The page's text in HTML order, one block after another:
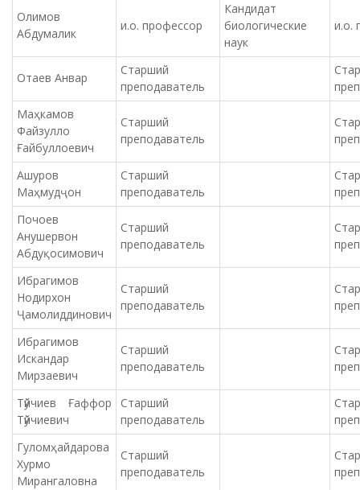
Олимов
Абдумалик
и.о. профессор
Кандидат
биологические
наук
и.о.
Отаев Анвар
Старший
преподаватель
Маҳкамов
Файзулло
Ғайбуллоевич
Старший
преподаватель
Ашуров
Маҳмудҷон
Старший
преподаватель
Почоев
Анушервон
Абдуқосимович
Старший
преподаватель
Ибрагимов
Нодирхон
Ҷамолиддинович
Старший
преподаватель
Ибрагимов
Искандар
Мирзаевич
Старший
преподаватель
Тӯйчиев Ғаффор
Тӯйчиевич
Старший
преподаватель
Гуломҳайдарова
Хурмо
Мирангаловна
Старший
преподаватель